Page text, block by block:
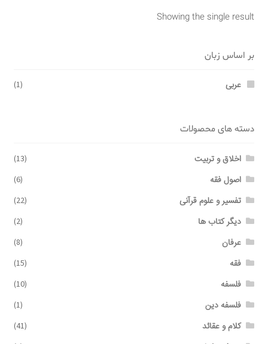
Showing the single result
بر اساس زبان
عربی (1)
دسته های محصولات
اخلاق و تربیت (13)
اصول فقه (6)
تفسیر و علوم قرآنی (22)
دیگر کتاب ها (2)
عرفان (8)
فقه (15)
فلسفه (10)
فلسفه دین (1)
کلام و عقائد (41)